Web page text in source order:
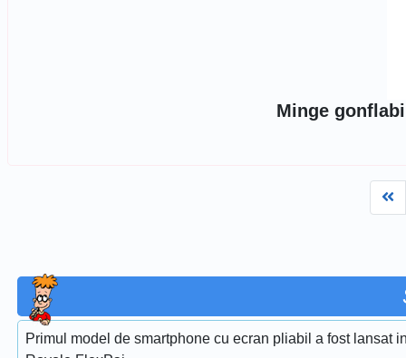
Minge
Primul model de smartphone cu ecran pliabil a fost lansat